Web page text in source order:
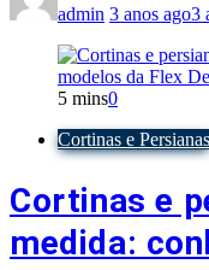
admin 3 anos ago3
5 mins0
Cortinas e Persianas
Cortinas e
medida: